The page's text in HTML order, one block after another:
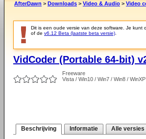
AfterDawn > Downloads > Video & Audio > Video
Dit is een oude versie van deze software. Je kunt
of de v6.12 Beta (laatste beta versie)
VidCoder (Portable 64-bit)
Freeware
Vista / Win10 / Win7 / Win8 / WinXP
Beschrijving Informatie Alle versies